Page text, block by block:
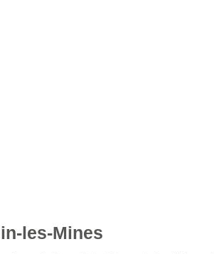
les-Mines